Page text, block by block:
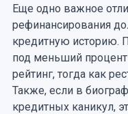
Еще одно важное
рефинансирования
кредитную историю.
под меньший
рейтинг, тогда как
Также, если в
кредитных каникул,